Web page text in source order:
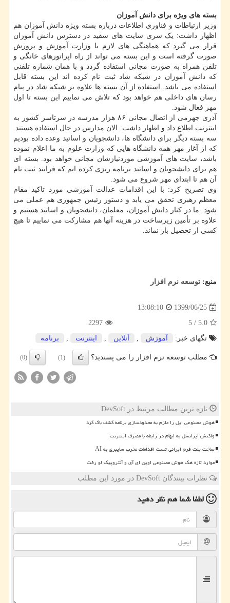
بسته های ویژه برای دانش آموزان
وزیر ارتباطات و فناوری اطلاعات درباره بسته ویژه دانش آموزان هم
اظهار داشت: یک سری سایت های سفید در دسترس دانش آموزان
قرار می گیرد که هماهنگی های لازم با وزارت آموزش و پرورش
صورت گرفته است و این بسته می تواند از راه اپراتورهای خانگی و
تلفن همراه به صورت مجانی استفاده گردد و با همان شماره تلفنی
که دانش آموزان در شبکه شاد ثبت نام کرده اند این بسته قابل
استفاده می باشد. استفاده از آن بسته ها علاوه بر شبکه شاد در پیام
رسان های داخلی هم خواهد بود که تلاش می نماییم این بسته تا اول
مهر فعال شود.
آذری جهرمی از اتصال مجانی ۸۶ هزار مدرسه در سرتاسر کشور به
اینترنت اطلاع داد و اظهار داشت: الان مدارس در حال استفاده هستند.
سه بسته دیگر برای دانشگاه ها، دانشجویان و اساتید وعده داده بودیم
که از آغاز مهر همه دانشگاه هایی که وزارت علوم به ما اعلام نموده
باشد، سایت های آموزشی موردنیازشان مجانی خواهد بود. بسته ای
هم برای دانشجویان و اساتید برنامه ریزی کرده ایم که فرایند ثبت نام
آن هم تا ابتدای مهر شروع می شود.
وی تصریح کرد: با این اقدامات عدالت آموزشی مورد تاکید مقام
معظم رهبری تحقق می یابد و دستور رئیس جمهوری هم عملی می
شود. ما در کنار دانش آموزان، معلمان، دانشجویان و اساتید هستیم و
علاوه بر تأمین زیرساخت در هزینه آنها هم مشارکت می نماییم تا هیچ
کسی از تحصیل باز نماند.
منبع: توسعه نرم افزار
1399/06/25
13:08:10
5.0
/
5
2297
تگهای خبر:
آموزش , آنلاین , اینترنت , برنامه
مطلب توسعه نرم افزار را می پسندید؟ (1)
(0)
تازه ترین مطالب مرتبط در DevSoft
هوش مصنوعی اپل را ملزم به محدودسازی برنامه کشف باگ کرد
واکنش ایرانسل به ابهام در رابطه با مصرف اینترنت
ساخت پلت فرم ایرانی تست اقدامات مخرب سایبری به AI
موارد تازه هک هوش مصنوعی اوپن ای آی و آنتروپیک لو رفت
نظرات بینندگان DevSoft در مورد این مطلب
لطفا شما همنظر دهید